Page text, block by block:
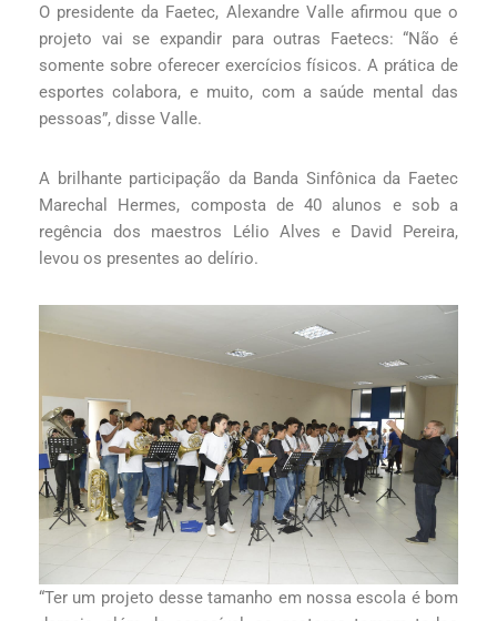
O presidente da Faetec, Alexandre Valle afirmou que o
projeto vai se expandir para outras Faetecs: “Não é
somente sobre oferecer exercícios físicos. A prática de
esportes colabora, e muito, com a saúde mental das
pessoas”, disse Valle.
A brilhante participação da Banda Sinfônica da Faetec
Marechal Hermes, composta de 40 alunos e sob a
regência dos maestros Lélio Alves e David Pereira,
levou os presentes ao delírio.
“Ter um projeto desse tamanho em nossa escola é bom